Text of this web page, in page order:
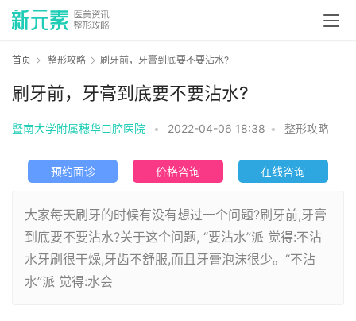
首页 整形攻略 刷牙前，牙膏到底要不要沾水?
刷牙前，牙膏到底要不要沾水?
暨南大学附属穗华口腔医院 • 2022-04-06 18:38 • 整形攻略
预约面诊 价格咨询 在线咨询
大家每天刷牙的时候有没有想过一个问题?刷牙前,牙膏
到底要不要沾水?关于这个问题, “要沾水”派 觉得:不沾
水牙刷很干燥,牙齿不舒服,而且牙膏泡沫很少。“不沾
水”派 觉得:水会